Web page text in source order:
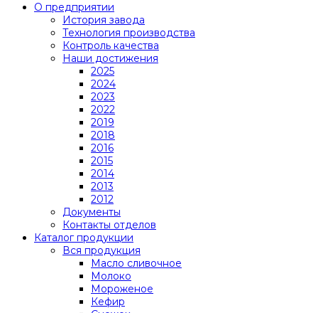
О предприятии
История завода
Технология производства
Контроль качества
Наши достижения
2025
2024
2023
2022
2019
2018
2016
2015
2014
2013
2012
Документы
Контакты отделов
Каталог продукции
Вся продукция
Масло сливочное
Молоко
Мороженое
Кефир